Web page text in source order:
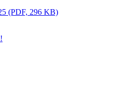
(PDF, 296 KB)